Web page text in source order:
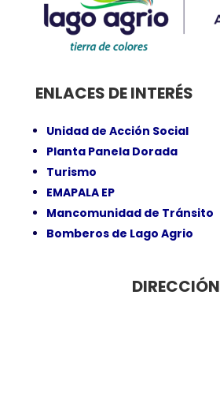
ENLACES DE INTERÉS
Unidad de Acción Social
Planta Panela Dorada
Turismo
EMAPALA EP
Mancomunidad de Tránsito
Bomberos de Lago Agrio
DIRECCIÓN